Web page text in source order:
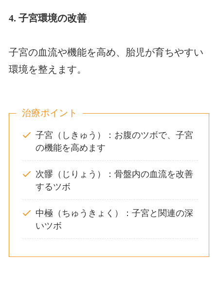
4. 子宮環境の改善
子宮の血流や機能を高め、胎児が育ちやすい
環境を整えます。
治療ポイント
子宮（しきゅう）：お腹のツボで、子宮
の機能を高めます
次髎（じりょう）：骨盤内の血流を改善
するツボ
中極（ちゅうきょく）：子宮と関連の深
いツボ